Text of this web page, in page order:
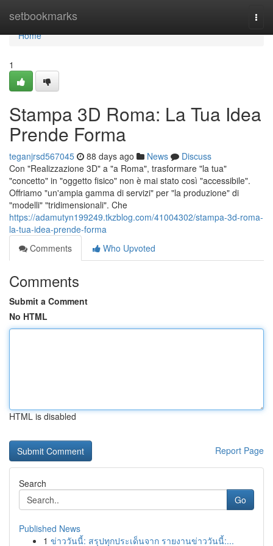
setbookmarks
Home
Home
1
Stampa 3D Roma: La Tua Idea
Prende Forma
teganjrsd567045 88 days ago News
Discuss
Con "Realizzazione 3D" a "a Roma", trasformare "la tua"
"concetto" in "oggetto fisico" non è mai stato così "accessibile".
Offriamo "un'ampia gamma di servizi" per "la produzione" di
"modelli" "tridimensionali". Che
https://adamutyn199249.tkzblog.com/41004302/stampa-3d-roma-
la-tua-idea-prende-forma
Comments
Who Upvoted
Comments
Submit a Comment
No HTML
HTML is disabled
Report Page
Search
Go
Published News
1 ข่าววันนี้: สรุปทุกประเด็นจาก รายงานข่าววันนี้:...